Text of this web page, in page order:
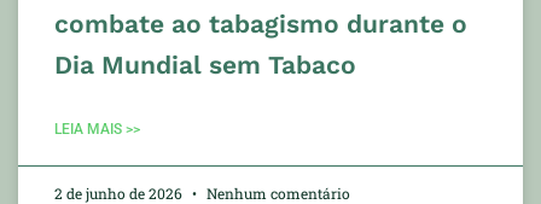
combate ao tabagismo durante o
Dia Mundial sem Tabaco
LEIA MAIS >>
2 de junho de 2026 Nenhum comentário